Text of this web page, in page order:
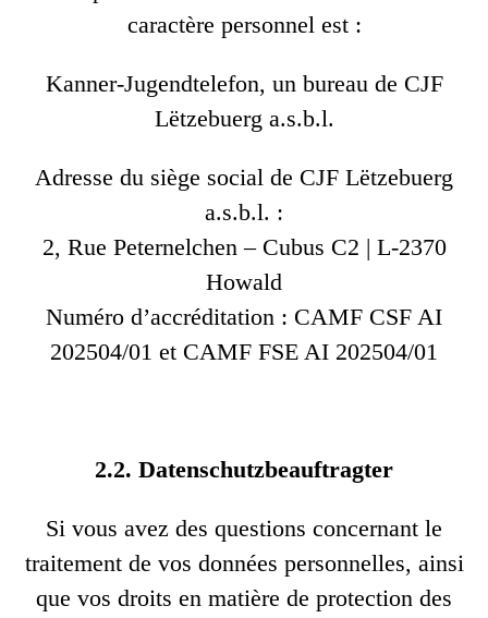
caractère personnel est :
Kanner-Jugendtelefon, un bureau de CJF
Lëtzebuerg a.s.b.l.
Adresse du siège social de CJF Lëtzebuerg
a.s.b.l. :
2, Rue Peternelchen – Cubus C2 | L-2370
Howald
Numéro d’accréditation : CAMF CSF AI
202504/01 et CAMF FSE AI 202504/01
2.2. Datenschutzbeauftragter
Si vous avez des questions concernant le
traitement de vos données personnelles, ainsi
que vos droits en matière de protection des